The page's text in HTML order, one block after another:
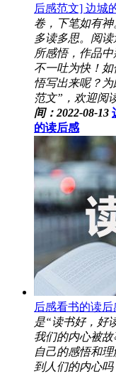
后感范文] 边城
卷，下笔如有
多读多思。阅
所感悟，作品
不一吐为快！
悟写出来呢？
范文”，欢迎阅
间：2022-08-13
的读后感
后感看书的读
是“读书好，好
我们的内心被
自己的感悟和
到人们的内心